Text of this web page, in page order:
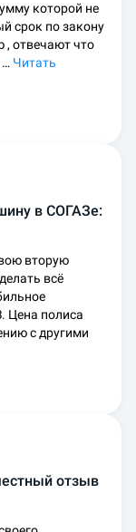
которой не
срок по закону
, отвечают что
… Читать
в СОГАЗе:
вторую
всё
Цена полиса
с другими
отзыв